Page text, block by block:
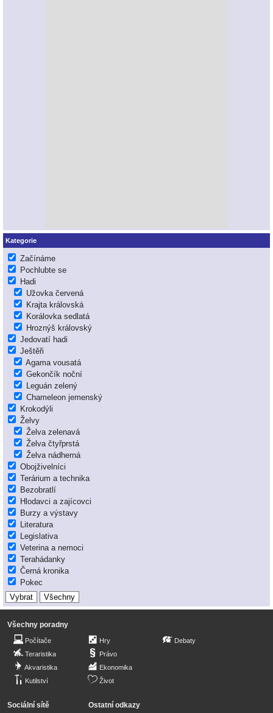
Kategorie
Začínáme
Pochlubte se
Hadi
Užovka červená
Krajta královská
Korálovka sedlatá
Hroznýš královský
Jedovatí hadi
Ještěři
Agama vousatá
Gekončík noční
Leguán zelený
Chameleon jemenský
Krokodýli
Želvy
Želva zelenavá
Želva čtyřprstá
Želva nádherná
Obojživelníci
Terárium a technika
Bezobratlí
Hlodavci a zajícovci
Burzy a výstavy
Literatura
Legislativa
Veterina a nemoci
Terahádanky
Černá kronika
Pokec
Všechny poradny
Počítače
Teraristika
Akvaristika
Kutilství
Hry
Právo
Ekonomika
Život
Debaty
Sociální sítě Ostatní odkazy